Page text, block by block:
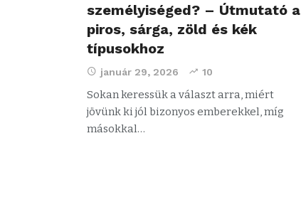
személyiséged? – Útmutató a
piros, sárga, zöld és kék
típusokhoz
január 29, 2026 10
Sokan keressük a választ arra, miért
jövünk ki jól bizonyos emberekkel, míg
másokkal…